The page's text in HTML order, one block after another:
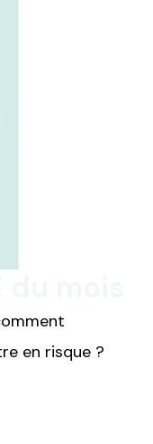
en risque ?